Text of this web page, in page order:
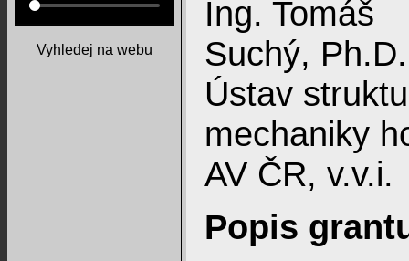
Vyhledej na webu
Ing. Tomáš
Suchý, Ph.D.
Ústav
mechaniky
AV ČR, v.v.i.
Popis